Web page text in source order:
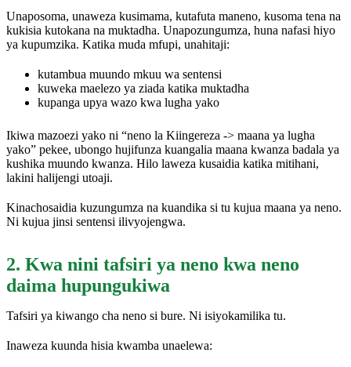
Unaposoma, unaweza kusimama, kutafuta maneno, kusoma tena na
kukisia kutokana na muktadha. Unapozungumza, huna nafasi hiyo
ya kupumzika. Katika muda mfupi, unahitaji:
kutambua muundo mkuu wa sentensi
kuweka maelezo ya ziada katika muktadha
kupanga upya wazo kwa lugha yako
Ikiwa mazoezi yako ni “neno la Kiingereza -> maana ya lugha
yako” pekee, ubongo hujifunza kuangalia maana kwanza badala ya
kushika muundo kwanza. Hilo laweza kusaidia katika mitihani,
lakini halijengi utoaji.
Kinachosaidia kuzungumza na kuandika si tu kujua maana ya neno.
Ni kujua jinsi sentensi ilivyojengwa.
2. Kwa nini tafsiri ya neno kwa neno
daima hupungukiwa
Tafsiri ya kiwango cha neno si bure. Ni isiyokamilika tu.
Inaweza kuunda hisia kwamba unaelewa: